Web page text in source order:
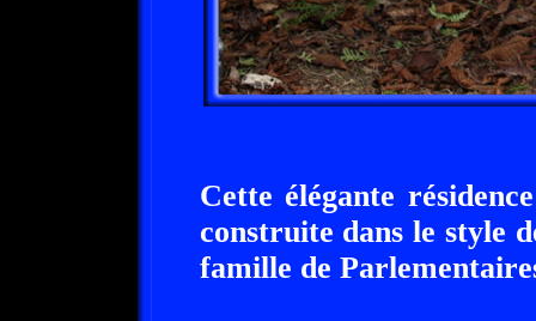
Cette élégante
construite dans le style
famille de